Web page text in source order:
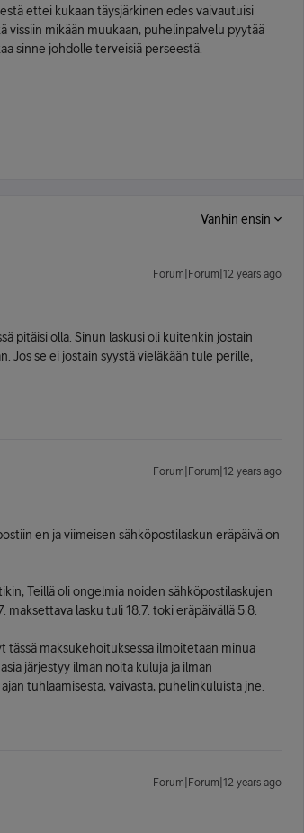
ettei kukaan täysjärkinen edes vaivautuisi
mikään muukaan, puhelinpalvelu pyytää
sinne johdolle terveisiä perseestä.
Vanhin ensin
Forum|Forum|12 years ago
pitäisi olla. Sinun laskusi oli kuitenkin jostain
Jos se ei jostain syystä vieläkään tule perille,
Forum|Forum|12 years ago
en ja viimeisen sähköpostilaskun eräpäivä on
Teillä oli ongelmia noiden sähköpostilaskujen
lasku tuli 18.7. toki eräpäivällä 5.8.
tässä maksukehoituksessa ilmoitetaan minua
järjestyy ilman noita kuluja ja ilman
tuhlaamisesta, vaivasta, puhelinkuluista jne.
Forum|Forum|12 years ago